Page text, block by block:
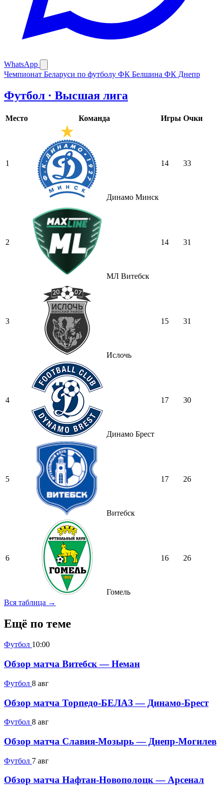
WhatsApp
Чемпионат Беларуси по футболу ФК Белшина ФК Днепр
Футбол · Высшая лига
Место Команда Игры Очки
1
Динамо Минск
14 33
2
МЛ Витебск
14 31
3
Ислочь
15 31
4
Динамо Брест
17 30
5
Витебск
17 26
6
Гомель
16 26
Вся таблица →
Ещё по теме
Футбол 10:00
Обзор матча Витебск — Неман
Футбол 8 авг
Обзор матча Торпедо-БЕЛАЗ — Динамо-Брест
Футбол 8 авг
Обзор матча Славия-Мозырь — Днепр-Могилев
Футбол 7 авг
Обзор матча Нафтан-Новополоцк — Арсенал